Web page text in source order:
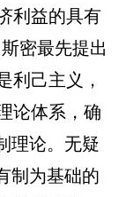
利益的具有
密最先提出
利己主义，
论体系，确
理论。无疑
制为基础的